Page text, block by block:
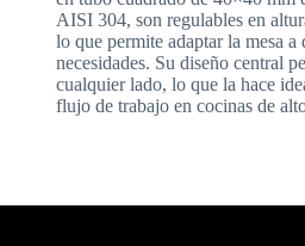
AISI 304, son regulables en
lo que permite adaptar la mesa
necesidades. Su diseño central
cualquier lado, lo que la hace
flujo de trabajo en cocinas de